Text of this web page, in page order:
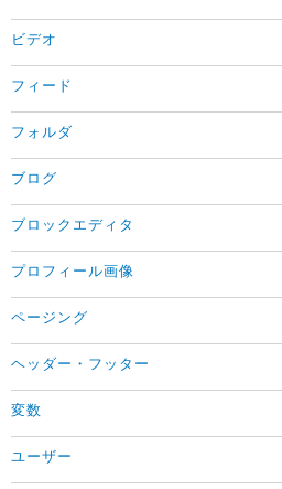
ビデオ
フィード
フォルダ
ブログ
ブロックエディタ
プロフィール画像
ページング
ヘッダー・フッター
変数
ユーザー